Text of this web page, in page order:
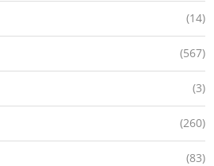
(14)
(567)
(3)
(260)
(83)